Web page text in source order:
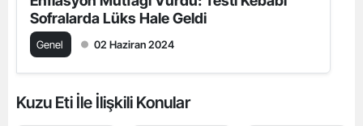
Sofralarda Lüks Hale Geldi
Genel 02 Haziran 2024
Kuzu Eti İle İlişkili Konular